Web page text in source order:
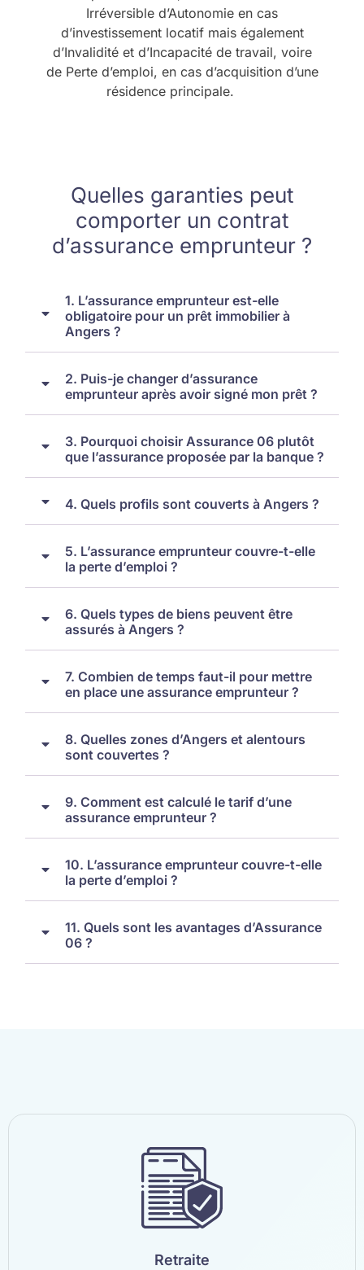
Irréversible d’Autonomie en cas
d’investissement locatif mais également
d’Invalidité et d’Incapacité de travail, voire
de Perte d’emploi, en cas d’acquisition d’une
résidence principale.
Quelles garanties peut
comporter un contrat
d’assurance emprunteur ?
1. L’assurance emprunteur est-elle
obligatoire pour un prêt immobilier à
Angers ?
2. Puis-je changer d’assurance
emprunteur après avoir signé mon prêt ?
3. Pourquoi choisir Assurance 06 plutôt
que l’assurance proposée par la banque ?
4. Quels profils sont couverts à Angers ?
5. L’assurance emprunteur couvre-t-elle
la perte d’emploi ?
6. Quels types de biens peuvent être
assurés à Angers ?
7. Combien de temps faut-il pour mettre
en place une assurance emprunteur ?
8. Quelles zones d’Angers et alentours
sont couvertes ?
9. Comment est calculé le tarif d’une
assurance emprunteur ?
10. L’assurance emprunteur couvre-t-elle
la perte d’emploi ?
11. Quels sont les avantages d’Assurance
06 ?
Retraite